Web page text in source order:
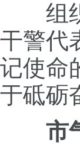
组织
干警代
记使命
于砥砺
市